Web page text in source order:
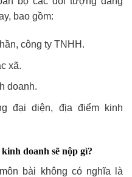
bao gồm:
công ty TNHH.
xã.
doanh.
đại diện, địa điểm kinh
doanh sẽ nộp gì?
bài không có nghĩa là